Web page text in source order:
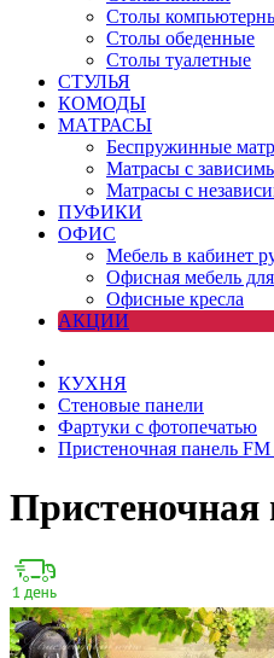
Столы
Столы обеденные
Столы туалетные
СТУЛЬЯ
КОМОДЫ
МАТРАСЫ
Беспружинные
Матрасы с
Матрасы с
ПУФИКИ
ОФИС
Мебель в кабинет
Офисная мебель
Офисные кресла
АКЦИИ
КУХНЯ
Стеновые панели
Фартуки с фотопечатью
Пристеночная панель FM
Пристеночная